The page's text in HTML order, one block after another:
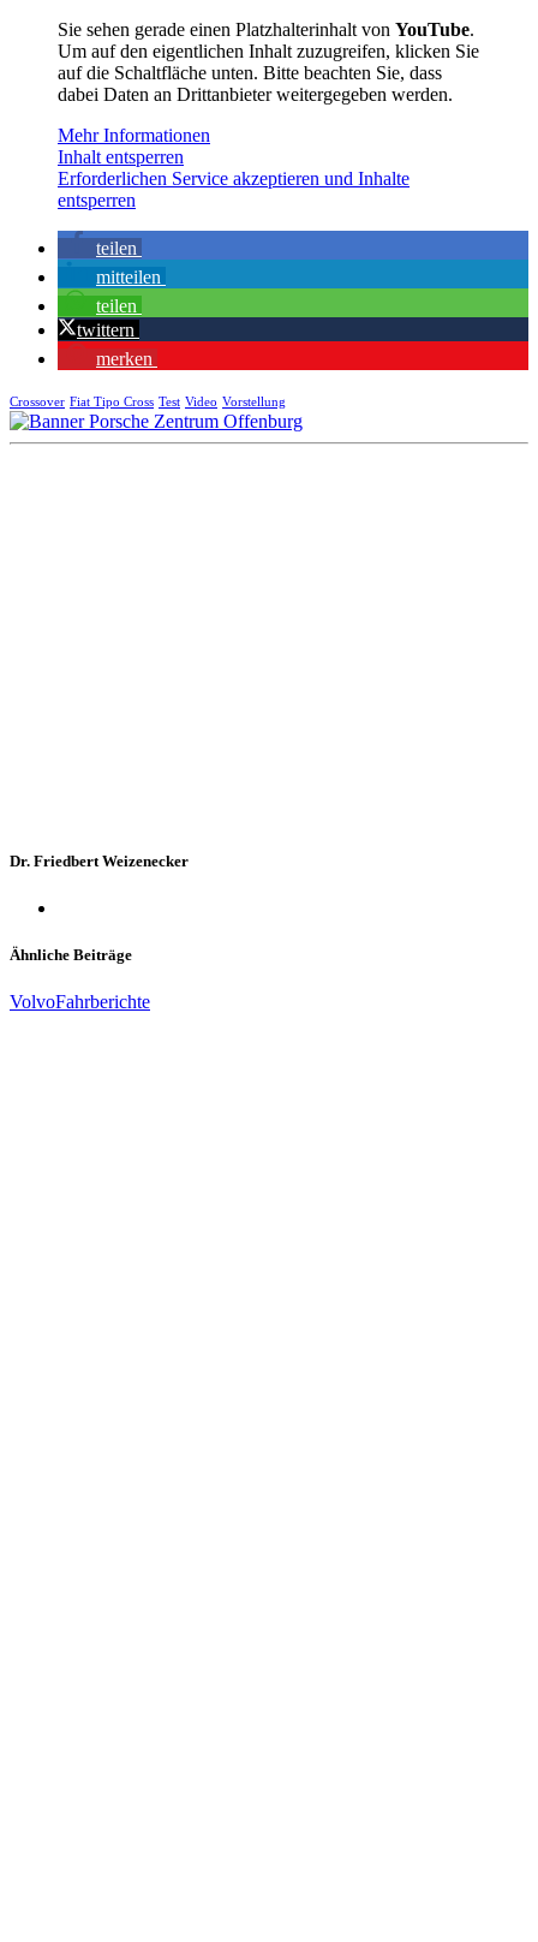
Sie sehen gerade einen Platzhalterinhalt von YouTube.
Um auf den eigentlichen Inhalt zuzugreifen, klicken Sie
auf die Schaltfläche unten. Bitte beachten Sie, dass
dabei Daten an Drittanbieter weitergegeben werden.
Mehr Informationen
Inhalt entsperren
Erforderlichen Service akzeptieren und Inhalte
entsperren
teilen
mitteilen
teilen
twittern
merken
Crossover Fiat Tipo Cross Test Video Vorstellung
Dr. Friedbert Weizenecker
Ähnliche Beiträge
VolvoFahrberichte